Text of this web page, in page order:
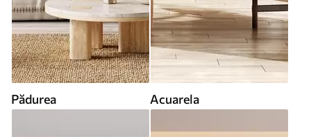
Pădurea Acuarela